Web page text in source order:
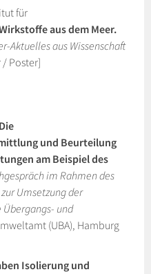
für
aus dem Meer.
Aktuelles aus Wissenschaft
/ Poster]
Die
und Beurteilung
am Beispiel des
im Rahmen des
Umsetzung der
und
(UBA), Hamburg
Isolierung und